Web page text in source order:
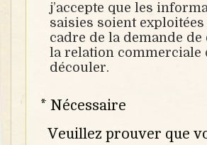
j’accepte que les
saisies soient exploitées
cadre de la demande de
la relation commerciale
découler.
* Nécessaire
Veuillez prouver que